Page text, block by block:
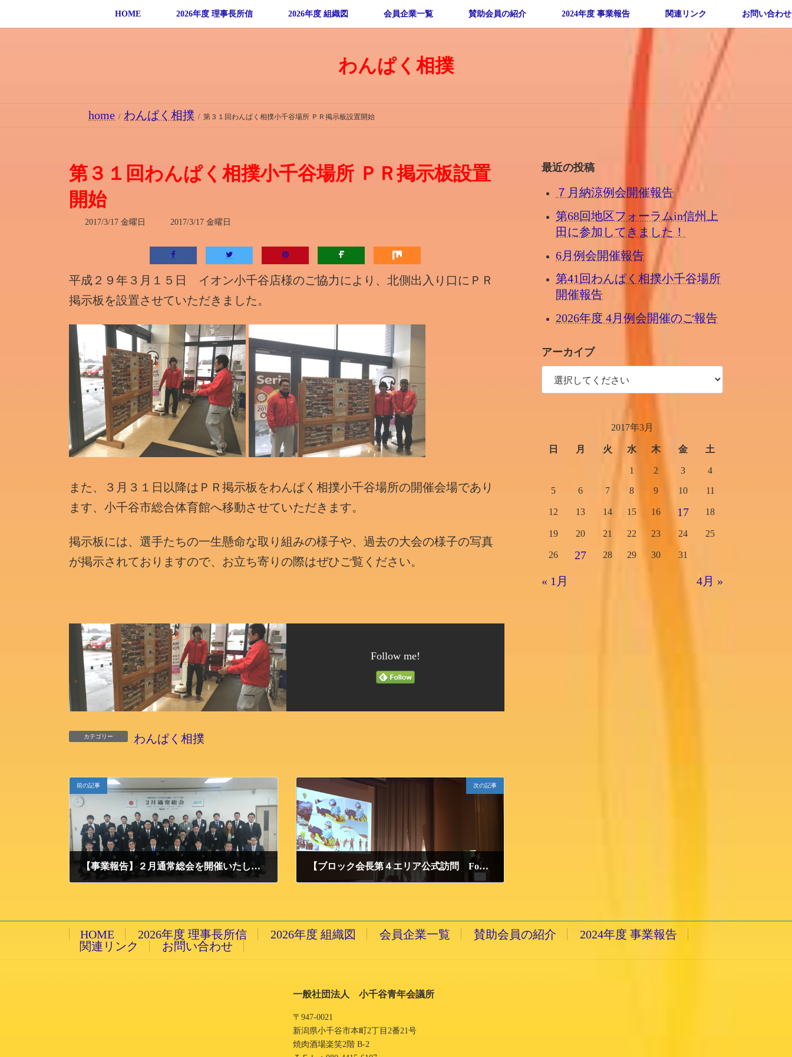
HOME 2026年度 理事長所信 2026年度 組織図 会員企業一覧 賛助会員の紹介 2024年度 事業報告 関連リンク お問い合わせ
わんぱく相撲
home わんぱく相撲 第３１回わんぱく相撲小千谷場所 ＰＲ掲示板設置開始
第３１回わんぱく相撲小千谷場所 ＰＲ掲示板設置
開始
2017/3/17 金曜日
最
新
日
時
:
2017/3/17 金曜日
平成２９年３月１５日 イオン小千谷店様のご協力により、北側出入り口にＰＲ
掲示板を設置させていただきました。
また、３月３１日以降はＰＲ掲示板をわんぱく相撲小千谷場所の開催会場であり
ます、小千谷市総合体育館へ移動させていただきます。
掲示板には、選手たちの一生懸命な取り組みの様子や、過去の大会の様子の写真
が掲示されておりますので、お立ち寄りの際はぜひご覧ください。
Follow me!
カテゴリー わんぱく相撲
前の記事
【事業報告】２月通常総会を開催いたしました。
次の記事
【ブロック会長第４エリア公式訪問 Forum21３月合同例会】開催
最近の投稿
７月納涼例会開催報告
第68回地区フォーラムin信州上
田に参加してきました！
6月例会開催報告
第41回わんぱく相撲小千谷場所
開催報告
2026年度 4月例会開催のご報告
アーカイブ
2017年3月
日 月 火 水 木 金 土
1 2 3
4
5
6 7 8 9 10 11
12 13 14 15 16 17 18
19 20 21 22 23 24 25
26 27 28 29 30 31
« 1月 4月 »
HOME 2026年度 理事長所信 2026年度 組織図 会員企業一覧 賛助会員の紹介
2024年度 事業報告
関連リンク
お問い合わせ
一般社団法人 小千谷青年会議所
〒947-0021
新潟県小千谷市本町2丁目2番21号
焼肉酒場楽笑2階 B-2